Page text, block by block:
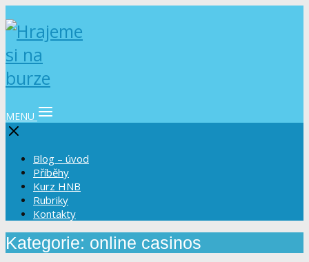
MENU
Blog – úvod
Příběhy
Kurz HNB
Rubriky
Kontakty
Kategorie: online casinos